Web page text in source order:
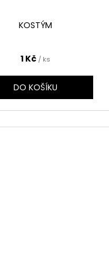
KOSTÝM
1 Kč / ks
DO KOŠÍKU